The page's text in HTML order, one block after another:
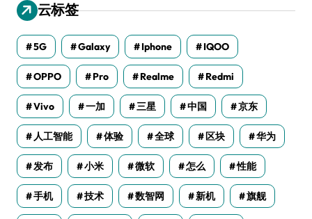
云标签
5G Galaxy Iphone IQOO
OPPO Pro Realme Redmi
Vivo 一加 三星 中国 京东
人工智能 体验 全球 区块 华为
发布 小米 微软 怎么 性能
手机 技术 数智网 新机 旗舰